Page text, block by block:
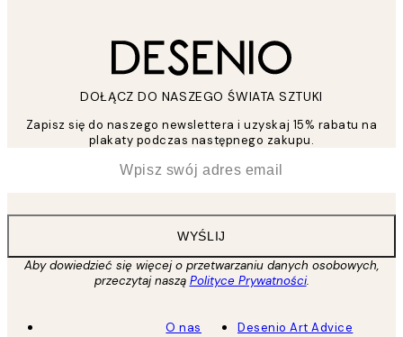
DOŁĄCZ DO NASZEGO ŚWIATA SZTUKI
Zapisz się do naszego newslettera i uzyskaj 15% rabatu na
plakaty podczas następnego zakupu.
WYŚLIJ
Aby dowiedzieć się więcej o przetwarzaniu danych osobowych,
przeczytaj naszą Polityce Prywatności.
O nas
Desenio Art Advice